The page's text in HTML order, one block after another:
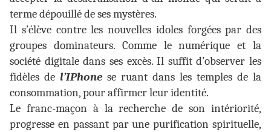
terme dépouillé de ses mystères.
Il s’élève contre les nouvelles idoles forgées par des
groupes dominateurs. Comme le numérique et la
société digitale dans ses excès. Il suffit d’observer les
fidèles de l’IPhone se ruant dans les temples de la
consommation, pour affirmer leur identité.
Le franc-maçon à la recherche de son intériorité,
progresse en passant par une purification spirituelle,